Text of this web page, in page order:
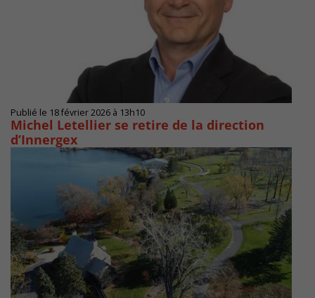
Publié le 18 février 2026 à 13h10
Michel Letellier se retire de la direction
d’Innergex